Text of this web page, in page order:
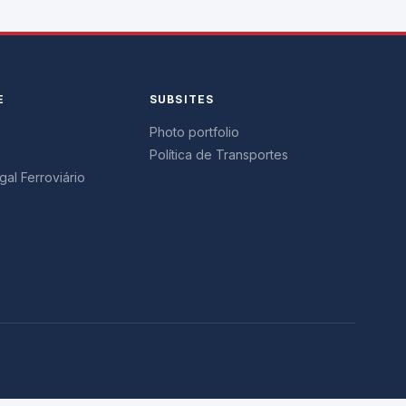
Ferroviário
SUBSITES
Photo portfolio
Política de Transportes